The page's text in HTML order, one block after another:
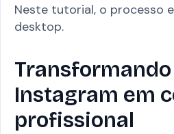
Neste tutorial, o processo
desktop.
Transformando
Instagram em
profissional